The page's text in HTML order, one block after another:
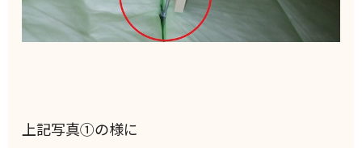
上記写真①の様に